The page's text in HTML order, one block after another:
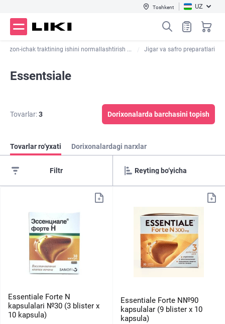
Toshkent UZ
ichak traktining ishini normallashtirish ... Jigar va safro preparatlari
Essentsiale
Tovarlar:3 Dorixonalarda barchasini topish
Tovarlar ro‘yxati Dorixonalardagi narxlar
Filtr
Essentiale Forte N
kapsulalari №30 (3 blister х
10 kapsula)
Essentiale Forte N№90
kapsulalar (9 blister х 10
kapsula)